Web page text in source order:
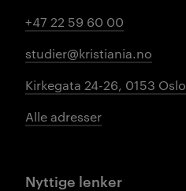
+47 22 59 60 00
studier@kristiania.no
Kirkegata 24-26, 0153 Oslo
Alle adresser
Nyttige lenker